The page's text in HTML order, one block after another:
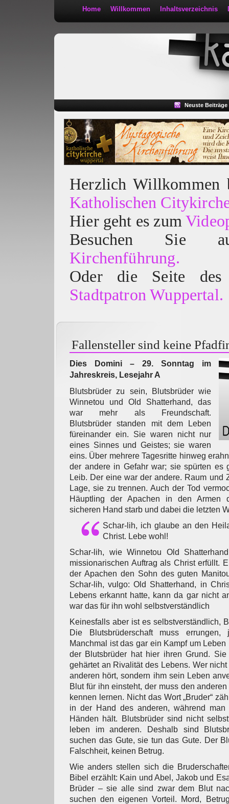
Home Willkommen Inhaltsverzeichnis
Neuste Beiträge
Herzlich
Katholischen
Hier geht es zum
Besuchen
Kirchenführung.
Oder die Seite des
Stadtpatron Wuppertal.
Fallensteller sind keine
Dies Domini – 29. Sonntag im
Jahreskreis, Lesejahr A
Blutsbrüder zu sein, Blutsbrüder wie
Winnetou und Old Shatterhand, das
war mehr als Freundschaft.
Blutsbrüder standen mit dem Leben
füreinander ein. Sie waren nicht nur
eines Sinnes und Geistes; sie waren
eins. Über mehrere Tagesritte hinweg
der andere in Gefahr war; sie spürten es
Leib. Der eine war der andere. Raum und
Lage, sie zu trennen. Auch der Tod
Häuptling der Apachen in den Armen
sicheren Hand starb und dabei die letzten
Schar-lih, ich glaube an den
Christ. Lebe wohl!
Schar-lih, wie Winnetou Old
missionarischen Auftrag als Christ erfüllt.
der Apachen den Sohn des guten
Schar-lih, vulgo: Old Shatterhand, in
Lebens erkannt hatte, kann da gar nicht
war das für ihn wohl selbstverständlich
Keinesfalls aber ist es selbstverständlich,
Die Blutsbrüderschaft muss errungen,
Manchmal ist das gar ein Kampf um
der Blutsbrüder hat hier ihren Grund. Sie
gehärtet an Rivalität des Lebens. Wer
anderen hört, sondern ihm sein Leben
Blut für ihn einsteht, der muss den
kennen lernen. Nicht das Wort „Bruder“
in der Hand des anderen, während
Händen hält. Blutsbrüder sind nicht
leben im anderen. Deshalb sind
suchen das Gute, sie tun das Gute. Der
Falschheit, keinen Betrug.
Wie anders stellen sich die
Bibel erzählt: Kain und Abel, Jakob und
Brüder – sie alle sind zwar dem Blut
suchen den eigenen Vorteil. Mord,